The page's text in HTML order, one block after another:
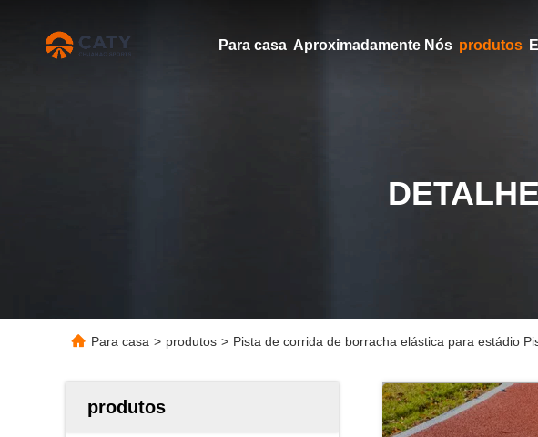
Para casa Aproximadamente Nós produtos
Para casa > produtos > Pista de corrida de borracha elástica para estádio
produtos